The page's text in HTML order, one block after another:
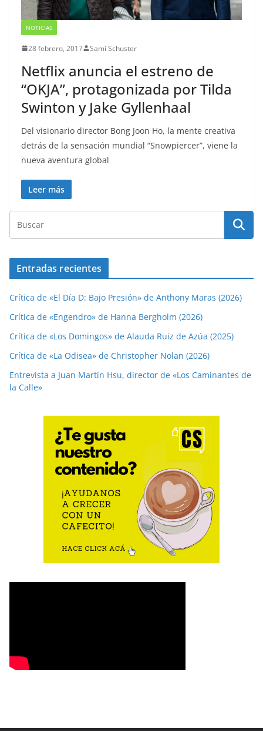
NOTICIAS
28 febrero, 2017 Sami Schuster
Netflix anuncia el estreno de
“OKJA”, protagonizada por Tilda
Swinton y Jake Gyllenhaal
Del visionario director Bong Joon Ho, la mente creativa
detrás de la sensación mundial “Snowpiercer”, viene la
nueva aventura global
Leer más
Entradas recientes
Crítica de «El Día D: Bajo Presión» de Anthony Maras (2026)
Crítica de «Engendro» de Hanna Bergholm (2026)
Crítica de «Los Domingos» de Alauda Ruiz de Azúa (2025)
Crítica de «La Odisea» de Christopher Nolan (2026)
Entrevista a Juan Martín Hsu, director de «Los Caminantes de
la Calle»